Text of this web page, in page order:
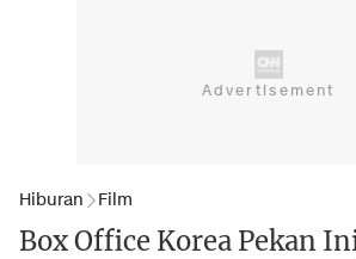
Hiburan Film
Box Office Korea Pekan